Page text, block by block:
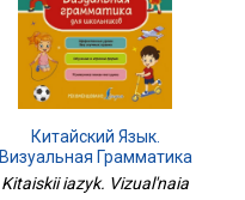
Китайский Язык.
Визуальная Грамматика
Для Школьников
Kitaiskii iazyk. Vizual'naia